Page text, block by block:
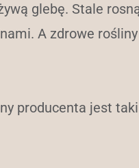
glebę. Stale
A zdrowe
producenta jest